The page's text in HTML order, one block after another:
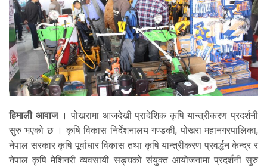
हिमाली आवाज। पोखरामा आजदेखी प्रादेशिक कृषि यान्त्रीकरण प्रदर्शनी
सुरु भएको छ । कृषि विकास निर्देशनालय गण्डकी, पोखरा महानगरपालिका,
नेपाल सरकार कृषि पूर्वाधार विकास तथा कृषि यान्त्रीकरण प्रवर्द्धन केन्द्र र
नेपाल कृषि मेशिनरी व्यवसायी सङ्घको संयुक्त आयोजनामा प्रदर्शनी सुरु